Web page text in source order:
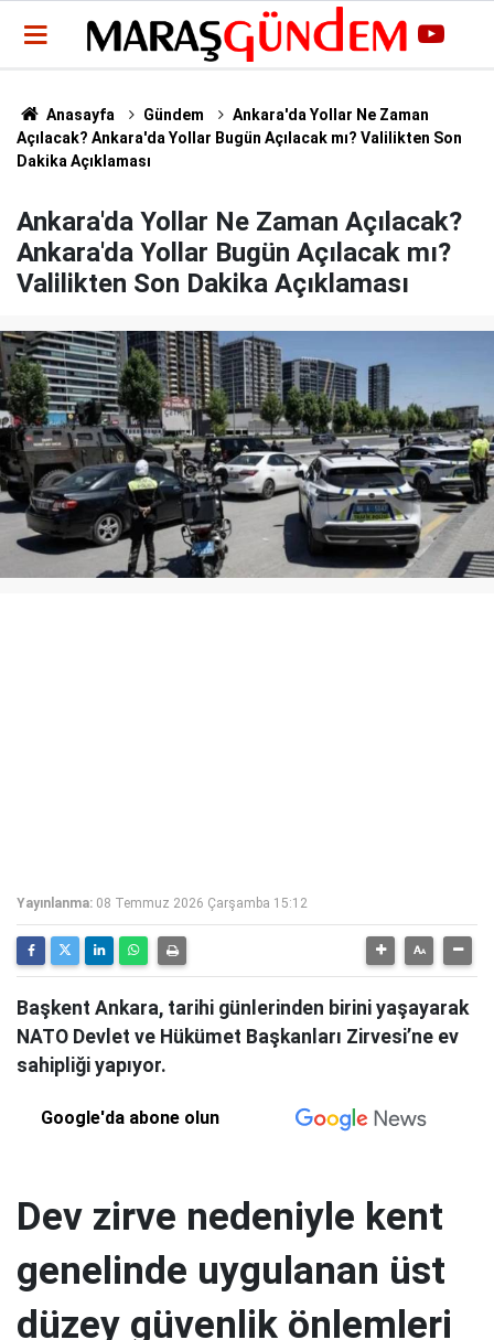
Anasayfa Gündem
Ankara'da Yollar Ne Zaman
Açılacak? Ankara'da Yollar Bugün Açılacak mı? Valilikten Son
Dakika Açıklaması
Ankara'da Yollar Ne Zaman Açılacak?
Ankara'da Yollar Bugün Açılacak mı?
Valilikten Son Dakika Açıklaması
Yayınlanma: 08 Temmuz 2026 Çarşamba 15:12
Başkent Ankara, tarihi günlerinden birini yaşayarak
NATO Devlet ve Hükümet Başkanları Zirvesi’ne ev
sahipliği yapıyor.
Google'da abone olun
Dev zirve nedeniyle kent
genelinde uygulanan üst
düzey güvenlik önlemleri